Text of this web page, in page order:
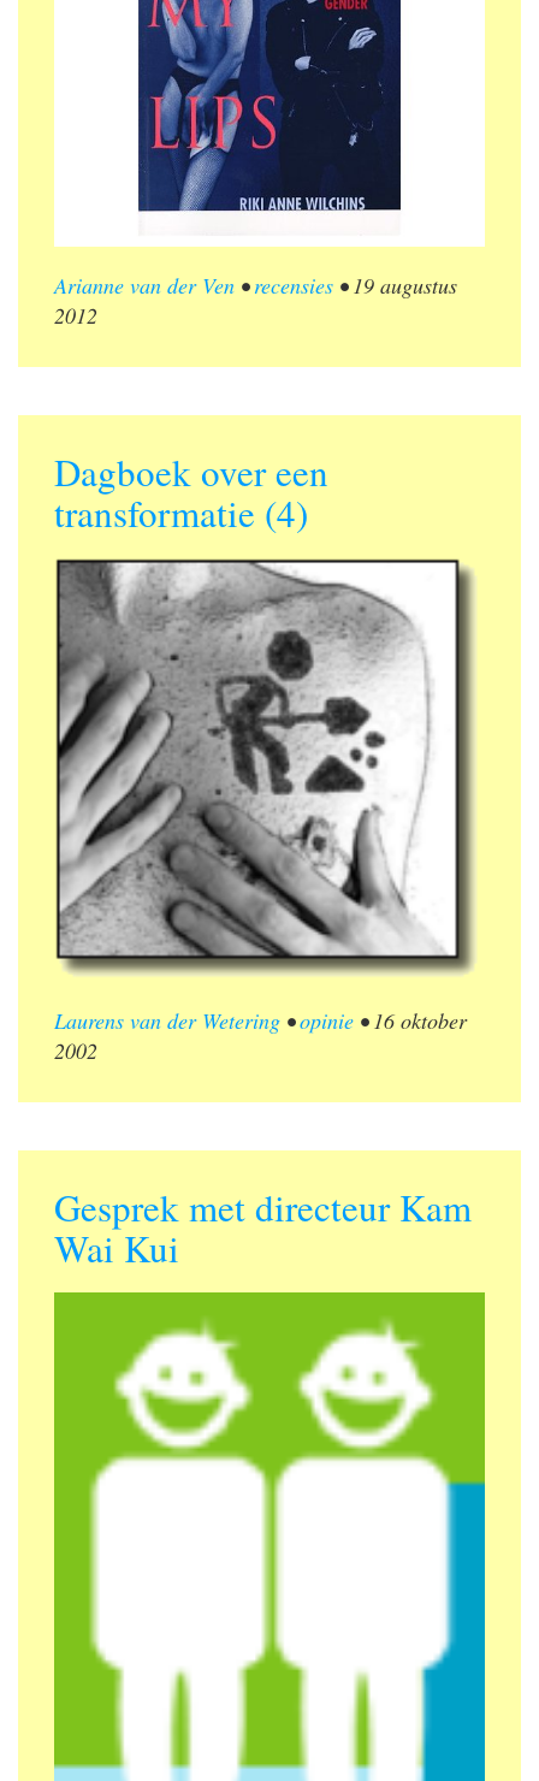
Arianne van der Ven •recensies • 19 augustus
2012
Dagboek over een
transformatie (4)
Laurens van der Wetering •opinie •16 oktober
2002
Gesprek met directeur Kam
Wai Kui